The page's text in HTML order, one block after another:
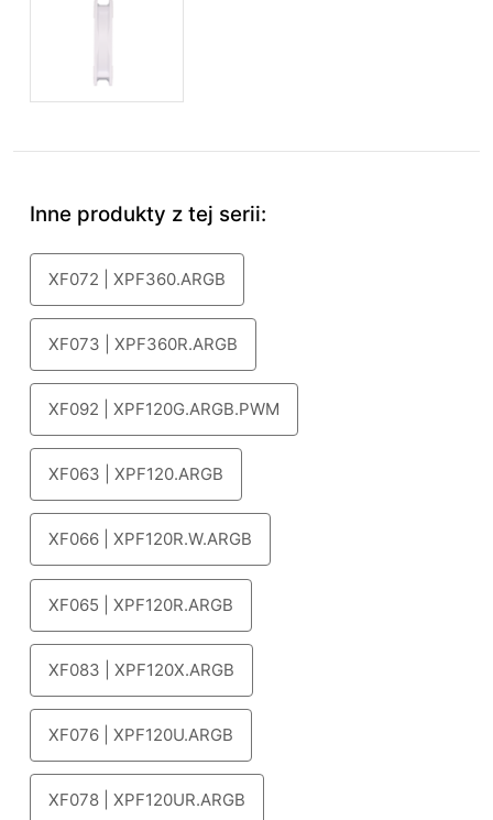
Inne produkty z tej serii:
XF072 | XPF360.ARGB
XF073 | XPF360R.ARGB
XF092 | XPF120G.ARGB.PWM
XF063 | XPF120.ARGB
XF066 | XPF120R.W.ARGB
XF065 | XPF120R.ARGB
XF083 | XPF120X.ARGB
XF076 | XPF120U.ARGB
XF078 | XPF120UR.ARGB